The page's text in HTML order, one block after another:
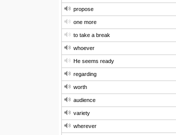
propose
one more
to take a break
whoever
He seems ready
regarding
worth
audience
variety
wherever